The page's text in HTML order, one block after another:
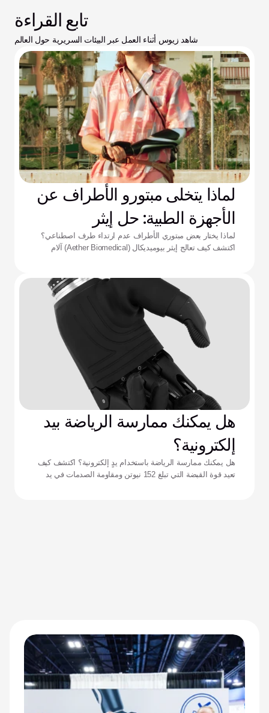
تابع القراءة
شاهد زيوس أثناء العمل عبر البيئات السريرية حول العالم
لماذا يتخلى مبتورو الأطراف عن
الأجهزة الطبية: حل إيثر
لماذا يختار بعض مبتوري الأطراف عدم ارتداء طرف اصطناعي؟
اكتشف كيف تعالج إيثر بيوميديكال (Aether Biomedical) آلام
هل يمكنك ممارسة الرياضة بيد
إلكترونية؟
هل يمكنك ممارسة الرياضة باستخدام يدٍ إلكترونية؟ اكتشف كيف
تعيد قوة القبضة التي تبلغ 152 نيوتن ومقاومة الصدمات في يد